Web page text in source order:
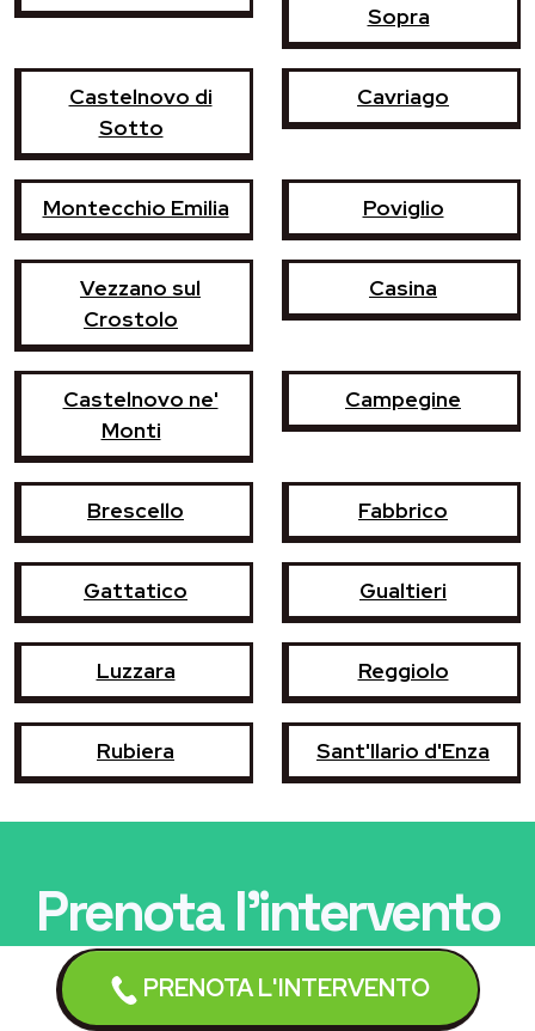
PRENOTA L'INTERVENTO
Sopra
Castelnovo di
Sotto
Cavriago
Montecchio Emilia Poviglio
Vezzano sul
Crostolo
Casina
Castelnovo ne'
Monti
Campegine
Brescello Fabbrico
Gattatico Gualtieri
Luzzara Reggiolo
Rubiera Sant'Ilario d'Enza
Prenota l'intervento
Un tecnico qualificato interverrà
entro 24/48 ore
dalla chiamata